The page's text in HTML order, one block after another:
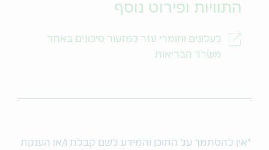
התוויות ופירוט נוסף
לעלונים וחומרי עזר למזעור סיכונים באתר
משרד הבריאות
*אין להסתמך על התוכן והמידע לשם קבלת ו/או הענקת